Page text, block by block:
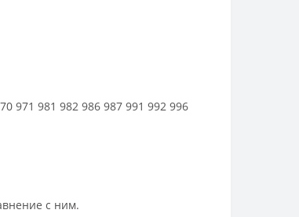
971 981 982 986 987 991 992 996
с ним.